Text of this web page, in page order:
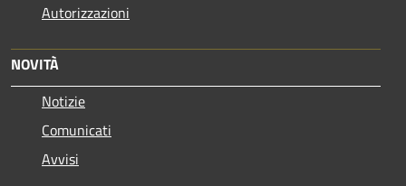
Autorizzazioni
NOVITÀ
Notizie
Comunicati
Avvisi